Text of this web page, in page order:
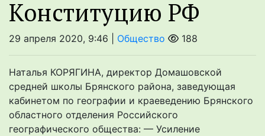
Конституцию РФ
29 апреля 2020, 9:46 | Общество 188
Наталья КОРЯГИНА, директор Домашовской
средней школы Брянского района, заведующая
кабинетом по географии и краеведению Брянского
областного отделения Российского
географического общества: — Усиление